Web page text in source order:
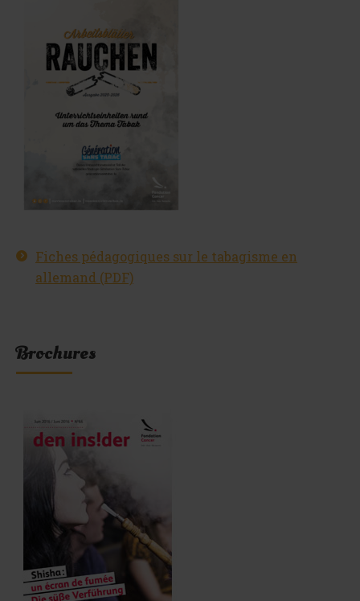
Fiches pédagogiques sur le tabagisme en
allemand (PDF)
Brochures